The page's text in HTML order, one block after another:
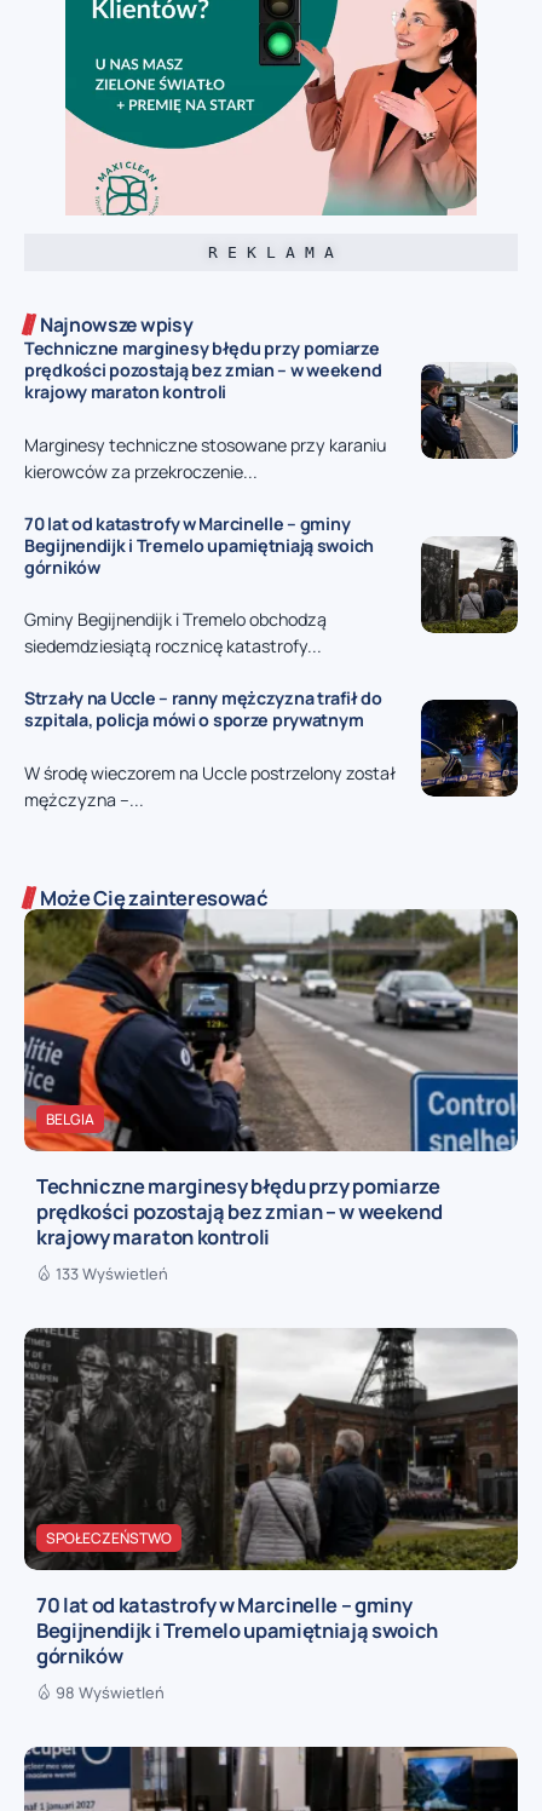
R E K L A M A
Najnowsze wpisy
Techniczne marginesy błędu przy pomiarze
prędkości pozostają bez zmian – w weekend
krajowy maraton kontroli
Marginesy techniczne stosowane przy karaniu
kierowców za przekroczenie...
70 lat od katastrofy w Marcinelle – gminy
Begijnendijk i Tremelo upamiętniają swoich
górników
Gminy Begijnendijk i Tremelo obchodzą
siedemdziesiątą rocznicę katastrofy...
Strzały na Uccle – ranny mężczyzna trafił do
szpitala, policja mówi o sporze prywatnym
W środę wieczorem na Uccle postrzelony został
mężczyzna –...
Może Cię zainteresować
BELGIA
Techniczne marginesy błędu przy pomiarze
prędkości pozostają bez zmian – w weekend
krajowy maraton kontroli
133 Wyświetleń
SPOŁECZEŃSTWO
70 lat od katastrofy w Marcinelle – gminy
Begijnendijk i Tremelo upamiętniają swoich
górników
98 Wyświetleń